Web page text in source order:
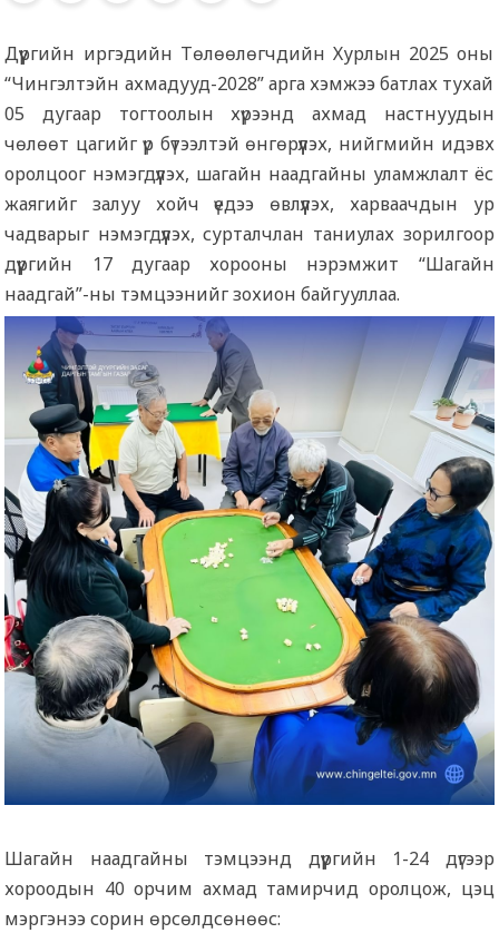
Дүүргийн иргэдийн Төлөөлөгчдийн Хурлын 2025 оны
“Чингэлтэйн ахмадууд-2028” арга хэмжээ батлах тухай
05 дугаар тогтоолын хүрээнд ахмад настнуудын
чөлөөт цагийг үр бүтээлтэй өнгөрүүлэх, нийгмийн идэвх
оролцоог нэмэгдүүлэх, шагайн наадгайны уламжлалт ёс
жаягийг залуу хойч үедээ өвлүүлэх, харваачдын ур
чадварыг нэмэгдүүлэх, сурталчлан таниулах зорилгоор
дүүргийн 17 дугаар хорооны нэрэмжит “Шагайн
наадгай”-ны тэмцээнийг зохион байгууллаа.
Шагайн наадгайны тэмцээнд дүүргийн 1-24 дүгээр
хороодын 40 орчим ахмад тамирчид оролцож, цэц
мэргэнээ сорин өрсөлдсөнөөс: